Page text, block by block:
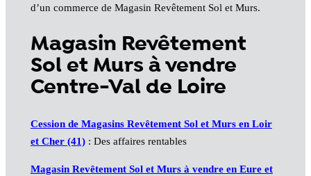
d’un commerce de Magasin Revêtement Sol et Murs.
Magasin Revêtement
Sol et Murs à vendre
Centre-Val de Loire
Cession de Magasins Revêtement Sol et Murs en Loir
et Cher (41): Des affaires rentables
Magasin Revêtement Sol et Murs à vendre en Eure et